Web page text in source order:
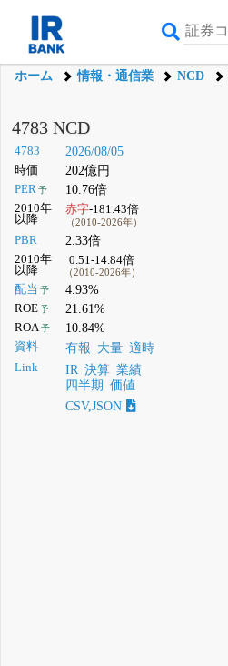
ホーム 情報・通信業 NCD
4783 NCD
4783 2026/08/05
時価 202億円
PER予 10.76倍
2010年
以降
赤字-181.43倍
（2010-2026年）
PBR 2.33倍
2010年
以降
0.51-14.84倍
（2010-2026年）
配当 予 4.93%
ROE予 21.61%
ROA 予 10.84%
資料 有報 大量 適時
Link IR 決算 業績
四半期 価値
CSV,JSON